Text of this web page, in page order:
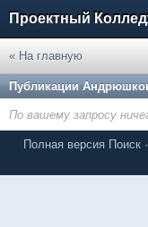
Проектный
« На главную
Публикации
По вашему запросу
Полная версия Поиск ·